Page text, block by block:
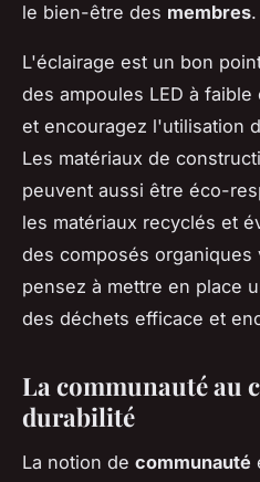
le bien-être des membres.
L'éclairage est un bon
des ampoules LED à
et encouragez l'utilisation
Les matériaux de
peuvent aussi être éco-
les matériaux recyclés et
des composés organiques
pensez à mettre en place
des déchets efficace et
La communauté au
durabilité
La notion de communauté